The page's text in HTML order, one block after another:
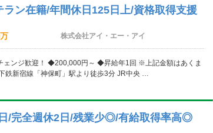
ラン在籍/年間休日125日上/資格取得支援
株式会社アイ・エー・アイ
ェンジ歓迎！ ◆200,000円～ ◆昇給年1回 ※上記金額はあくま
鉄新宿線「神保町」駅より徒歩3分 JR中央 …
/完全週休2日/残業少◎/有給取得率高◎